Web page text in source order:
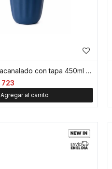
Vaso térmico acanalado con tapa 450ml - Azul
723